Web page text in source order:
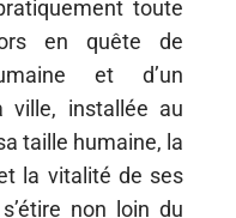
toute
en quête de
et d’un
ville, installée au
taille humaine, la
la vitalité de ses
non loin du